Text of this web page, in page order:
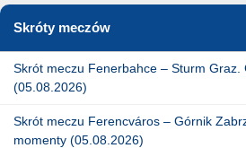
Skróty meczów
Skrót meczu Fenerbahce – Sturm Graz.
(05.08.2026)
Skrót meczu Ferencváros – Górnik
momenty (05.08.2026)